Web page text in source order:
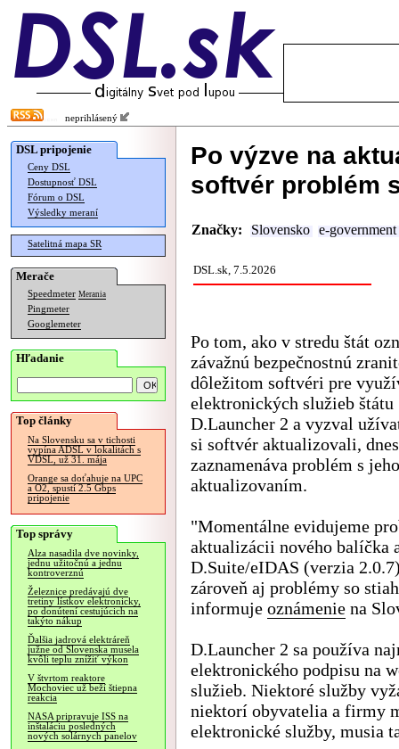
neprihlásený
DSL pripojenie
Ceny DSL
Dostupnosť DSL
Fórum o DSL
Výsledky meraní
Satelitná mapa SR
Merače
Speedmeter Merania
Pingmeter
Googlemeter
Hľadanie
Top články
Na Slovensku sa v tichosti
vypína ADSL v lokalitách s
VDSL, už 31. mája
Orange sa doťahuje na UPC
a O2, spustí 2.5 Gbps
pripojenie
Top správy
Alza nasadila dve novinky,
jednu užitočnú a jednu
kontroverznú
Železnice predávajú dve
tretiny lístkov elektronicky,
po donútení cestujúcich na
takýto nákup
Ďalšia jadrová elektráreň
južne od Slovenska musela
kvôli teplu znížiť výkon
V štvrtom reaktore
Mochoviec už beží štiepna
reakcia
NASA pripravuje ISS na
inštaláciu posledných
nových solárnych panelov
Po výzve na
softvér problém
Značky: Slovensko e-government
DSL.sk, 7.5.2026
Po tom, ako v stredu štát
závažnú bezpečnostnú
dôležitom softvéri pre
elektronických služieb štátu
D.Launcher 2 a vyzval
si softvér aktualizovali, dnes
zaznamenáva problém s jeho
aktualizovaním.
"Momentálne evidujeme
aktualizácii nového balíčka
D.Suite/eIDAS (verzia
zároveň aj problémy so
informuje oznámenie na
D.Launcher 2 sa používa
elektronického podpisu na
služieb. Niektoré služby
niektorí obyvatelia a firmy
elektronické služby, musia